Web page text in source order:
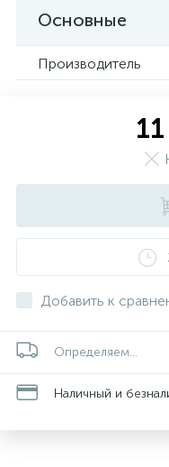
Основные
Производитель
Добавить к
Определяем...
Наличный и